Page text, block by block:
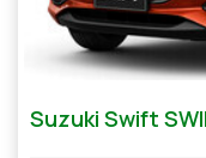
Suzuki Swift